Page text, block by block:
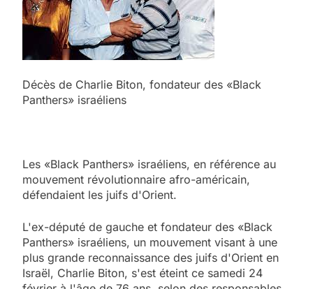
Décès de Charlie Biton, fondateur des «Black
Panthers» israéliens
Les «Black Panthers» israéliens, en référence au
mouvement révolutionnaire afro-américain,
défendaient les juifs d'Orient.
L'ex-député de gauche et fondateur des «Black
Panthers» israéliens, un mouvement visant à une
plus grande reconnaissance des juifs d'Orient en
Israël, Charlie Biton, s'est éteint ce samedi 24